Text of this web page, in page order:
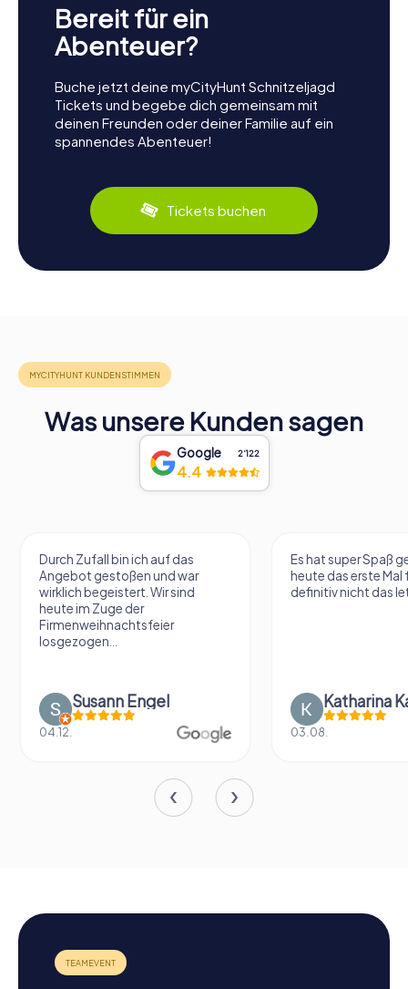
Bereit für ein
Abenteuer?
Buche jetzt deine myCityHunt Schnitzeljagd
Tickets und begebe dich gemeinsam mit
deinen Freunden oder deiner Familie auf ein
spannendes Abenteuer!
Tickets buchen
Was unsere Kunden sagen
Google 2‘122
4.4
Durch Zufall bin ich auf das
Angebot gestoßen und war
wirklich begeistert. Wir sind
heute im Zuge der
Firmenweihnachtsfeier
losgezogen...
Susann Engel
04.12.
Es hat super Spaß
heute das erste Mal
definitiv nicht das
Katharina
03.08.